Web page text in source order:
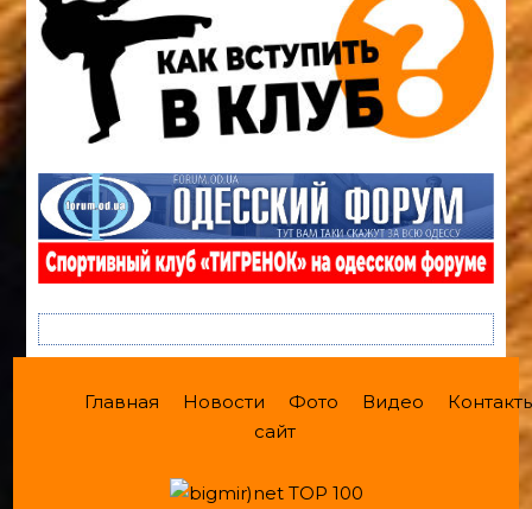
Главная Новости Фото Видео
сайт